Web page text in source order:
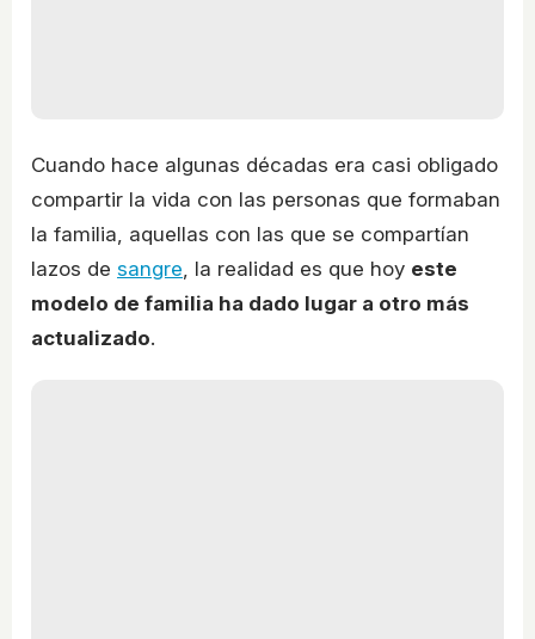
Cuando hace algunas décadas era casi obligado
compartir la vida con las personas que formaban
la familia, aquellas con las que se compartían
lazos de sangre , la realidad es que hoy este
modelo de familia ha dado lugar a otro más
actualizado.